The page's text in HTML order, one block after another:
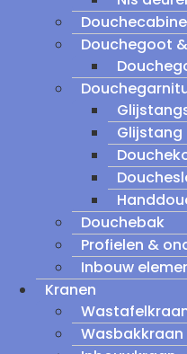
Douchegoot
Glijstang
Douchebak
Profielen &
Inbouw
Kranen
Wasbakkraan